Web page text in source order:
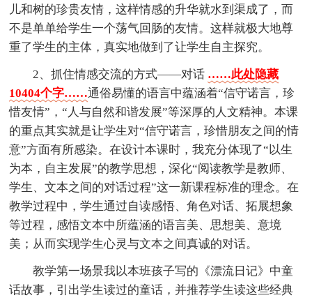
儿和树的珍贵友情，这样情感的升华就水到渠成了，而
不是单单给学生一个荡气回肠的友情。这样就极大地尊
重了学生的主体，真实地做到了让学生自主探究。
2、抓住情感交流的方式——对话 ……此处隐藏
10404个字……通俗易懂的语言中蕴涵着“信守诺言，珍
惜友情”，“人与自然和谐发展”等深厚的人文精神。本课
的重点其实就是让学生对“信守诺言，珍惜朋友之间的情
意”方面有所感染。在设计本课时，我充分体现了“以生
为本，自主发展”的教学思想，深化“阅读教学是教师、
学生、文本之间的对话过程”这一新课程标准的理念。在
教学过程中，学生通过自读感悟、角色对话、拓展想象
等过程，感悟文本中所蕴涵的语言美、思想美、意境
美；从而实现学生心灵与文本之间真诚的对话。
教学第一场景我以本班孩子写的《漂流日记》中童
话故事，引出学生读过的童话，并推荐学生读这些经典